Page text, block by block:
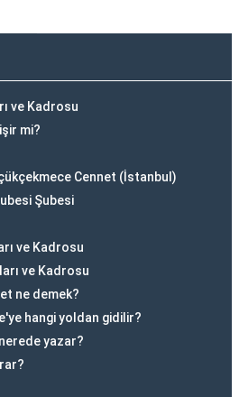
ve Kadrosu
mi?
Cennet (İstanbul)
Şubesi
ve Kadrosu
ve Kadrosu
ne demek?
hangi yoldan gidilir?
yazar?